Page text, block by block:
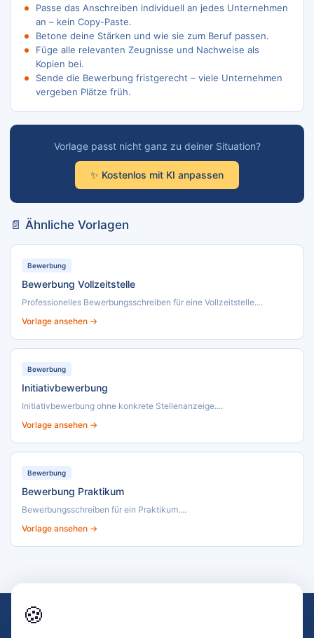
Passe das Anschreiben individuell an jedes Unternehmen
an – kein Copy-Paste.
Betone deine Stärken und wie sie zum Beruf passen.
Füge alle relevanten Zeugnisse und Nachweise als
Kopien bei.
Sende die Bewerbung fristgerecht – viele Unternehmen
vergeben Plätze früh.
Vorlage passt nicht ganz zu deiner Situation?
✨ Kostenlos mit KI anpassen
📄 Ähnliche Vorlagen
Bewerbung
Bewerbung Vollzeitstelle
Professionelles Bewerbungsschreiben für eine Vollzeitstelle....
Vorlage ansehen →
Bewerbung
Initiativbewerbung
Initiativbewerbung ohne konkrete Stellenanzeige....
Vorlage ansehen →
Bewerbung
Bewerbung Praktikum
Bewerbungsschreiben für ein Praktikum....
Vorlage ansehen →
🍪